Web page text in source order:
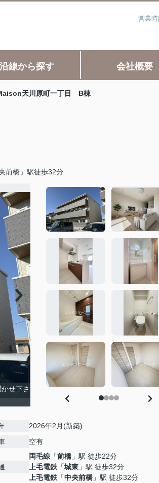
営業
沿線から探す 会社概要
天川原町一丁目 B棟
前橋」駅徒歩32分
せ下さ
2026年2月(新築)
空有
両毛線 「前橋 」駅 徒歩22分
上毛電鉄 「城東 」駅 徒歩32分
上毛電鉄 「中央前橋 」駅 徒歩32分